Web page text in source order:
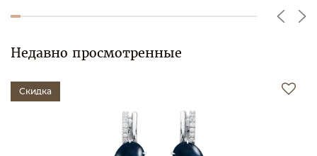
Недавно просмотренные
Скидка